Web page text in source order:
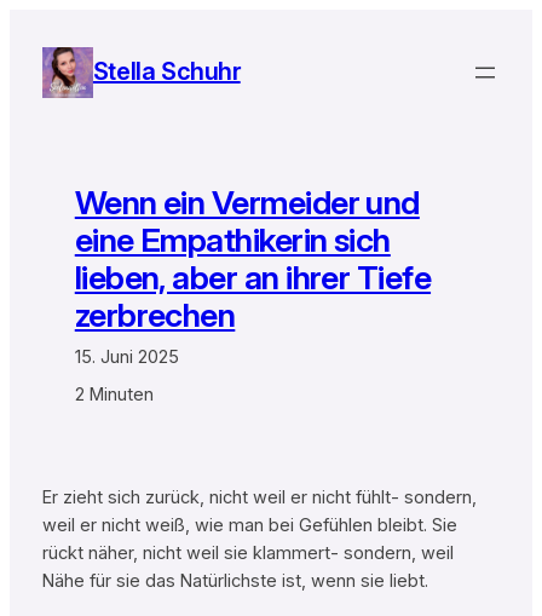
Inhalt
springen
Stella Schuhr
Wenn ein Vermeider und
eine Empathikerin sich
lieben, aber an ihrer Tiefe
zerbrechen
15. Juni 2025
2 Minuten
Er zieht sich zurück, nicht weil er nicht fühlt- sondern,
weil er nicht weiß, wie man bei Gefühlen bleibt. Sie
rückt näher, nicht weil sie klammert- sondern, weil
Nähe für sie das Natürlichste ist, wenn sie liebt.